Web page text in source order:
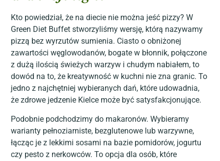
Kto powiedział, że na diecie nie można jeść pizzy? W
Green Diet Buffet stworzyliśmy wersję, którą nazywamy
pizzą bez wyrzutów sumienia. Ciasto o obniżonej
zawartości węglowodanów, bogate w błonnik, połączone
z dużą ilością świeżych warzyw i chudym nabiałem, to
dowód na to, że kreatywność w kuchni nie zna granic. To
jedno z najchętniej wybieranych dań, które udowadnia,
że zdrowe jedzenie Kielce może być satysfakcjonujące.
Podobnie podchodzimy do makaronów. Wybieramy
warianty pełnoziarniste, bezglutenowe lub warzywne,
łącząc je z lekkimi sosami na bazie pomidorów, jogurtu
czy pesto z nerkowców. To opcja dla osób, które